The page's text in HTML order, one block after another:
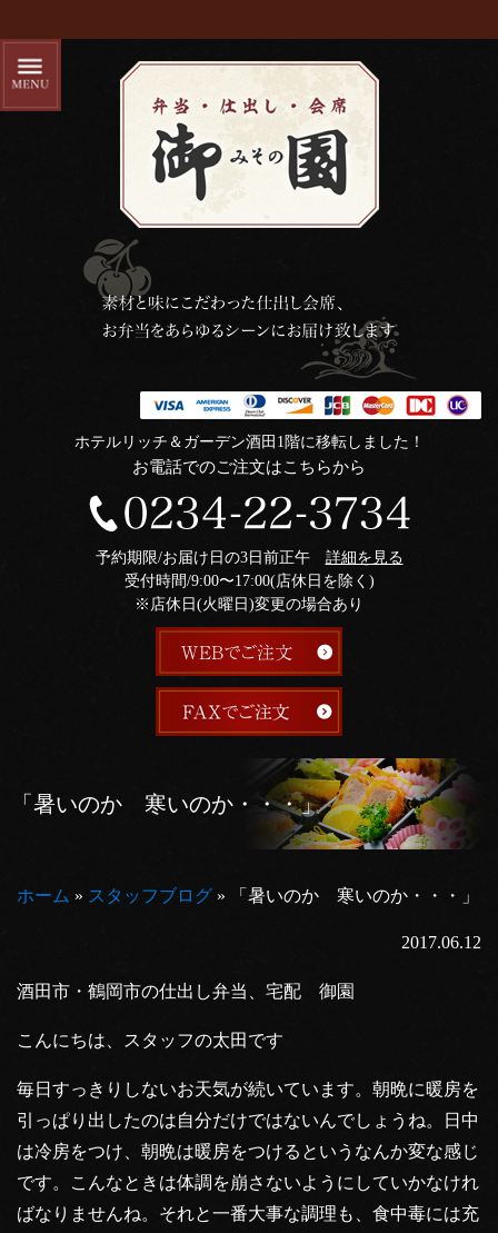
ホテルリッチ＆ガーデン酒田1階に移転しました！
お電話でのご注文はこちらから
予約期限/お届け日の3日前正午 詳細を見る
受付時間/9:00〜17:00(店休日を除く)
※店休日(火曜日)変更の場合あり
「暑いのか 寒いのか・・・」
ホーム » スタッフブログ » 「暑いのか 寒いのか・・・」
2017.06.12
酒田市・鶴岡市の仕出し弁当、宅配 御園
こんにちは、スタッフの太田です
毎日すっきりしないお天気が続いています。朝晩に暖房を
引っぱり出したのは自分だけではないんでしょうね。日中
は冷房をつけ、朝晩は暖房をつけるというなんか変な感じ
です。こんなときは体調を崩さないようにしていかなけれ
ばなりませんね。それと一番大事な調理も、食中毒には充